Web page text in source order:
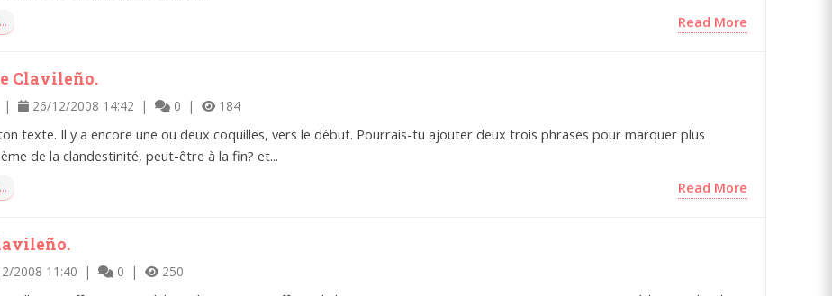
Read More
Clavileño.
| 26/12/2008 14:42 | 0 | 184
texte. Il y a encore une ou deux coquilles, vers le début. Pourrais-tu ajouter deux trois phrases pour marquer plus
de la clandestinité, peut-être à la fin? et...
Read More
2008 11:40 | 0 | 250